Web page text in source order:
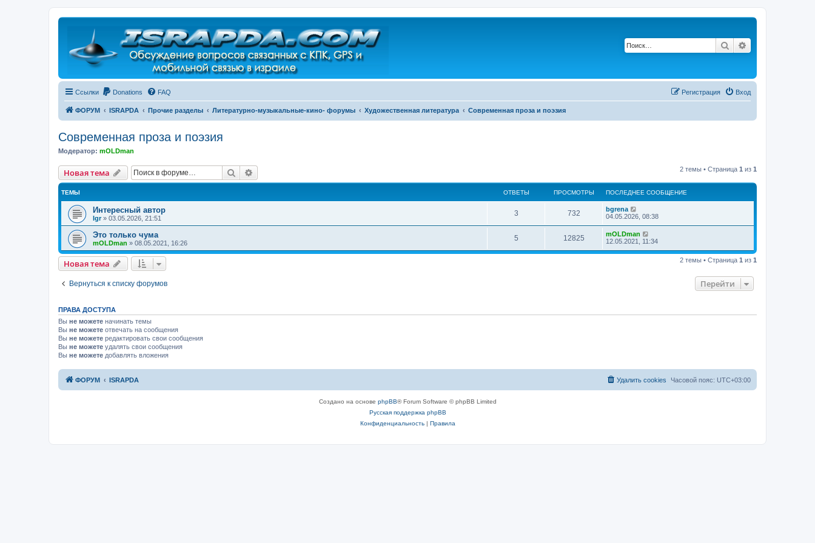
Регистрация
Поиск
Ссылки Donations FAQ Вход
Регистрация
ФОРУМ ISRAPDA Прочие разделы Литературно-музыкальные-кино- форумы Художественная литература Современная проза и поэзия
Современная проза и поэзия
Модератор: mOLDman
Новая тема
Новаятема Поиск 2 темы • Страница 1 из 1
ТЕМЫ ОТВЕТЫ ПРОСМОТРЫ ПОСЛЕДНЕЕ СООБЩЕНИЕ
Интересный автор
Igr» 03.05.2026, 21:51
3 732
bgrena
04.05.2026, 08:38
Это только чума
mOLDman » 08.05.2021, 16:26
5 12825
mOLDman
12.05.2021, 11:34
Новая тема
Новаятема 2 темы • Страница 1 из 1
Вернуться к списку форумов Перейти
ПРАВА ДОСТУПА
Вы не можете начинать темы
Вы не можете отвечать на сообщения
Вы не можете редактировать свои сообщения
Вы не можете удалять свои сообщения
Вы не можете добавлять вложения
ФОРУМ ISRAPDA Часовой пояс: UTC+03:00
Удалить cookies
Создано на основе phpBB® Forum Software © phpBB Limited
Русская поддержка phpBB
Конфиденциальность| Правила